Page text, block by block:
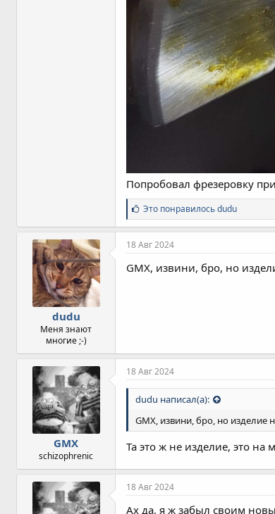
Попробовал фрезеровку
С
и
м
п
т
и
Это понравилосьdudu
dudu
Меня знают
многие ;-)
18 Авг 2024
GMX, извини, бро, но
GMX
schizophrenic
18 Авг 2024
dudu написал(а):
GMX, извини, бро, но изделие
Та это ж не изделие, это на
18 Авг 2024
Ах да, я ж забыл своим